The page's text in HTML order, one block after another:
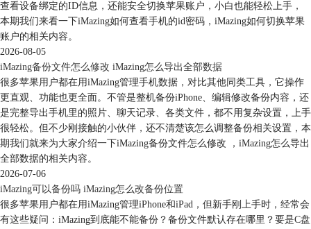
图4：传输数据
查看设备绑定的ID信息，还能安全切换苹果账户，小白也能轻松上手，
本期我们来看一下iMazing如何查看手机的id密码，iMazing如何切换苹果
账户的相关内容。
2026-08-05
iMazing备份文件怎么修改 iMazing怎么导出全部数据
很多苹果用户都在用iMazing管理手机数据，对比其他同类工具，它操作
更直观、功能也更全面。不管是整机备份iPhone、编辑修改备份内容，还
是完整导出手机里的照片、聊天记录、各类文件，都不用复杂设置，上手
很轻松。但不少刚接触的小伙伴，还不清楚该怎么调整备份相关设置，本
期我们就来为大家介绍一下iMazing备份文件怎么修改 ，iMazing怎么导出
全部数据的相关内容。
2026-07-06
iMazing可以备份吗 iMazing怎么改备份位置
很多苹果用户都在用iMazing管理iPhone和iPad，但新手刚上手时，经常会
有这些疑问：iMazing到底能不能备份？备份文件默认存在哪里？要是C盘